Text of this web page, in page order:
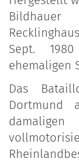
Sept.
ehemaligen
Das
Dortmund